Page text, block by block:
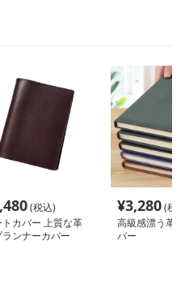
(税込)
トカバー 上質な革
ンナーカバー
¥3,280(税
高級感漂う革
バー